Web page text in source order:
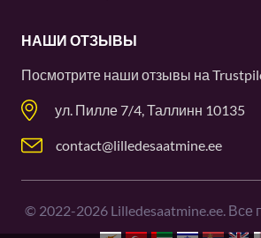
НАШИ ОТЗЫВЫ
Посмотрите наши отзывы на
ул. Пилле 7/4, Таллинн 10135
contact@lilledesaatmine.ee
© 2022-2026Lilledesaatmine.ee.